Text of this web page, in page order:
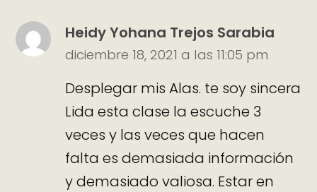
Heidy Yohana Trejos Sarabia
diciembre 18, 2021 a las 11:05 pm
Desplegar mis Alas. te soy sincera
Lida esta clase la escuche 3
veces y las veces que hacen
falta es demasiada información
y demasiado valiosa. Estar en